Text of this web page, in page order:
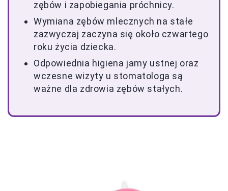
zębów i zapobiegania próchnicy.
Wymiana zębów mlecznych na stałe
zazwyczaj zaczyna się około czwartego
roku życia dziecka.
Odpowiednia higiena jamy ustnej oraz
wczesne wizyty u stomatologa są
ważne dla zdrowia zębów stałych.